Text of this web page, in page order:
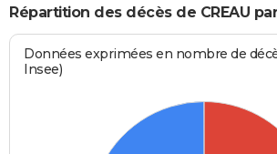
Répartition des décès de CREAU
Données exprimées en nombre de
Insee)